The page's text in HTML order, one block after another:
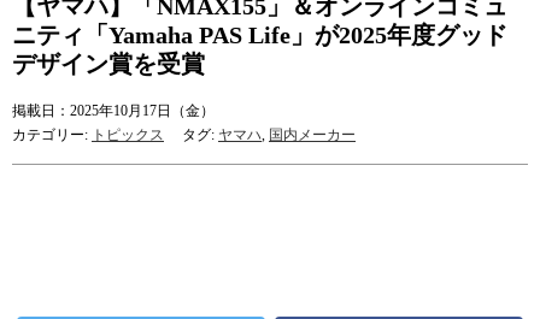
【ヤマハ】「NMAX155」＆オンラインコミュ
ニティ「Yamaha PAS Life」が2025年度グッド
デザイン賞を受賞
掲載日：2025年10月17日（金）
カテゴリー: トピックス タグ: ヤマハ, 国内メーカー